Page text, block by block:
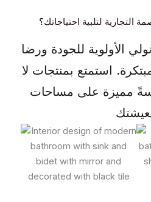
التجارية لتلبية احتياجاتك؟
الأولوية للجودة ورضا
استمتع بمنتجات لا
مميزة على مساحات